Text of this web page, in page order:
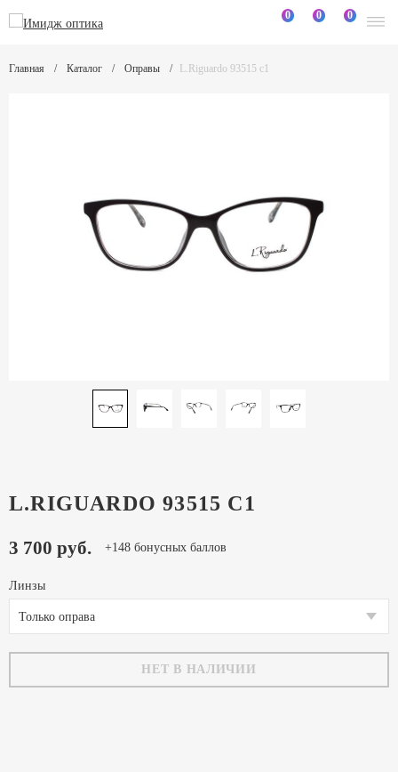
0 0 0
Главная Каталог Оправы L.Riguardo 93515 c1
L.RIGUARDO 93515 C1
3 700 руб. +148 бонусных баллов
Линзы
Только оправа
НЕТ В НАЛИЧИИ